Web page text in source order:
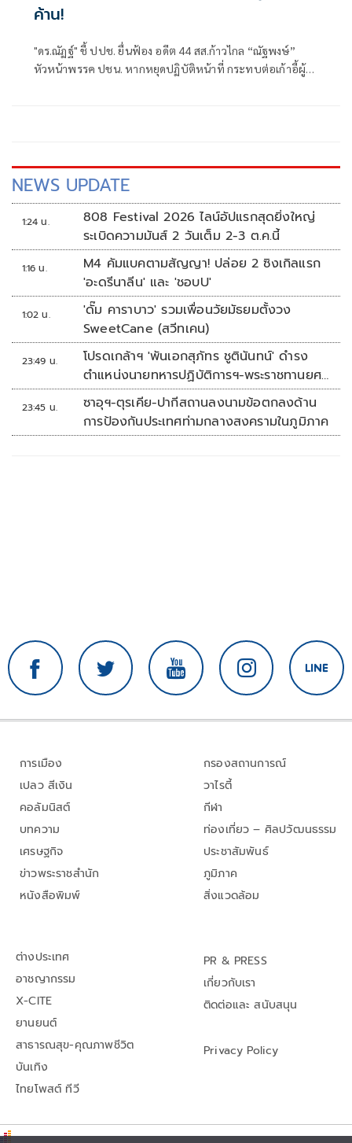
ค้าน!
"ดร.ณัฏฐ์" ชี้ ปปช. ยื่นฟ้อง อดีต 44 สส.ก้าวไกล “ณัฐพงษ์”
หัวหน้าพรรค ปชน. หากหยุดปฏิบัติหน้าที่ กระทบต่อเก้าอี้ผู้นำ
NEWS UPDATE
1:24 น.
808 Festival 2026 ไลน์อัปแรกสุดยิ่งใหญ่
ระเบิดความมันส์ 2 วันเต็ม 2-3 ต.ค.นี้
1:16 น.
M4 คัมแบคตามสัญญา! ปล่อย 2 ซิงเกิลแรก
'อะดรีนาลีน' และ 'ชอบU'
1:02 น.
'ดั๊ม คาราบาว' รวมเพื่อนวัยมัธยมตั้งวง
SweetCane (สวีทเคน)
23:49 น.
โปรดเกล้าฯ 'พันเอกสุภัทร ชูตินันทน์' ดำรง
ตำแหน่งนายทหารปฏิบัติการฯ-พระราชทานยศ
'พลตรี'
23:45 น.
ซาอุฯ-ตุรเคีย-ปากีสถานลงนามข้อตกลงด้าน
การป้องกันประเทศท่ามกลางสงครามในภูมิภาค
การเมือง
เปลว สีเงิน
คอลัมนิสต์
บทความ
เศรษฐกิจ
ข่าวพระราชสำนัก
หนังสือพิมพ์
กรองสถานการณ์
วาไรตี้
กีฬา
ท่องเที่ยว – ศิลปวัฒนธรรม
ประชาสัมพันธ์
ภูมิภาค
สิ่งแวดล้อม
ต่างประเทศ
อาชญากรรม
X-CITE
ยานยนต์
สาธารณสุข-คุณภาพชีวิต
บันเทิง
ไทยโพสต์ ทีวี
PR & PRESS
เกี่ยวกับเรา
ติดต่อและ สนับสนุน
Privacy Policy